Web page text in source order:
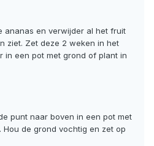
ananas en verwijder al het fruit
ziet. Zet deze 2 weken in het
in een pot met grond of plant in
punt naar boven in een pot met
de grond vochtig en zet op